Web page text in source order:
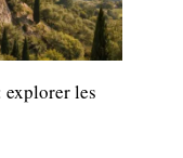
explorer les